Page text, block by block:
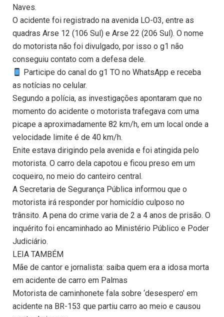
Naves.
O acidente foi registrado na avenida LO-03, entre as
quadras Arse 12 (106 Sul) e Arse 22 (206 Sul). O nome
do motorista não foi divulgado, por isso o g1 não
conseguiu contato com a defesa dele.
Participe do canal do g1 TO no WhatsApp e receba
as notícias no celular.
Segundo a polícia, as investigações apontaram que no
momento do acidente o motorista trafegava com uma
picape a aproximadamente 82 km/h, em um local onde a
velocidade limite é de 40 km/h.
Enite estava dirigindo pela avenida e foi atingida pelo
motorista. O carro dela capotou e ficou preso em um
coqueiro, no meio do canteiro central.
A Secretaria de Segurança Pública informou que o
motorista irá responder por homicídio culposo no
trânsito. A pena do crime varia de 2 a 4 anos de prisão. O
inquérito foi encaminhado ao Ministério Público e Poder
Judiciário.
LEIA TAMBÉM
Mãe de cantor e jornalista: saiba quem era a idosa morta
em acidente de carro em Palmas
Motorista de caminhonete fala sobre ‘desespero’ em
acidente na BR-153 que partiu carro ao meio e causou